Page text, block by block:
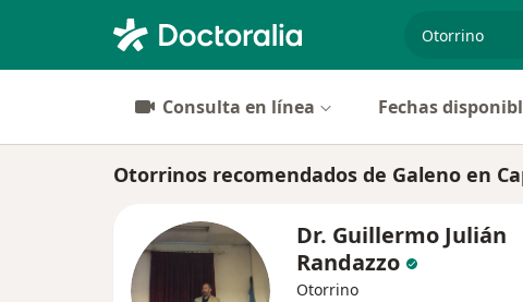
Consulta en línea Fechas
Otorrinos recomendados de Galeno en
Dr. Guillermo Julián
Randazzo
Otorrino